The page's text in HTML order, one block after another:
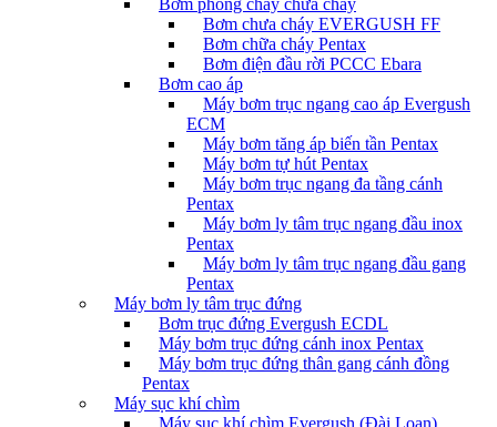
Bơm phòng cháy chữa cháy
Bơm chưa cháy EVERGUSH FF
Bơm chữa cháy Pentax
Bơm điện đầu rời PCCC Ebara
Bơm cao áp
Máy bơm trục ngang cao áp Evergush
ECM
Máy bơm tăng áp biến tần Pentax
Máy bơm tự hút Pentax
Máy bơm trục ngang đa tầng cánh
Pentax
Máy bơm ly tâm trục ngang đầu inox
Pentax
Máy bơm ly tâm trục ngang đầu gang
Pentax
Máy bơm ly tâm trục đứng
Bơm trục đứng Evergush ECDL
Máy bơm trục đứng cánh inox Pentax
Máy bơm trục đứng thân gang cánh đồng
Pentax
Máy sục khí chìm
Máy sục khí chìm Evergush (Đài Loan)